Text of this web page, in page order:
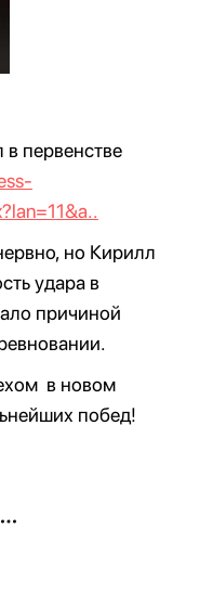
первенстве
но Кирилл
удара в
причиной
в новом
побед!